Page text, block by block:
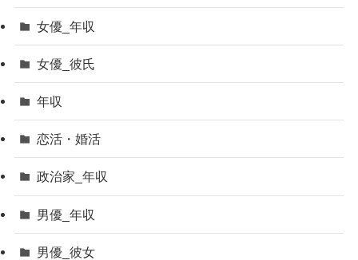
女優_年収
女優_彼氏
年収
恋活・婚活
政治家_年収
男優_年収
男優_彼女